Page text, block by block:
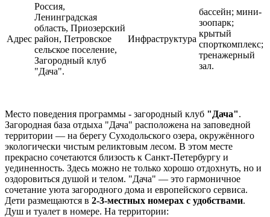
Адрес
Россия,
Ленинградская
область, Приозерский
район, Петровское
сельское поселение,
Загородный клуб
"Дача".
Инфраструктура
бассейн; мини-
зоопарк;
крытый
спорткомплекс;
тренажерный
зал.
Место поведения программы - загородный клуб "Дача".
Загородная база отдыха "Дача" расположена на заповедной
территории — на берегу Суходольского озера, окружённого
экологически чистым реликтовым лесом. В этом месте
прекрасно сочетаются близость к Санкт-Петербургу и
уединенность. Здесь можно не только хорошо отдохнуть, но и
оздоровиться душой и телом. "Дача" — это гармоничное
сочетание уюта загородного дома и европейского сервиса.
Дети размещаются в 2-3-местных номерах с удобствами.
Душ и туалет в номере. На территории: